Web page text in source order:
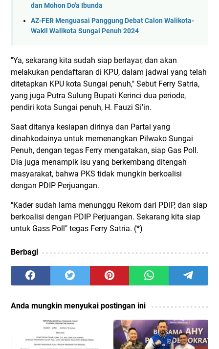
dan Mohon Do'a Ibunda
AZ-FER Menguasai Panggung Debat Calon Walikota-
Wakil Walikota Sungai Penuh 2024
"Ya, sekarang kita sudah siap berlayar, dan akan
melakukan pendaftaran di KPU, dalam jadwal yang telah
ditetapkan KPU kota Sungai penuh," Sebut Ferry Satria,
yang juga Putra Sulung Bupati Kerinci dua periode,
pendiri kota Sungai penuh, H. Fauzi Si'in.
Saat ditanya kesiapan dirinya dan Partai yang
dinahkodainya untuk memenangkan Pilwako Sungai
Penuh, dengan tegas Ferry mengatakan, siap Gas Poll.
Dia juga menampik isu yang berkembang ditengah
masyarakat, bahwa PKS tidak mungkin berkoalisi
dengan PDIP Perjuangan.
"Kader sudah lama menunggu Rekom dari PDIP, dan siap
berkoalisi dengan PDIP Perjuangan. Sekarang kita siap
untuk Gass Poll" tegas Ferry Satria. (*)
Berbagi
Anda mungkin menyukai postingan ini